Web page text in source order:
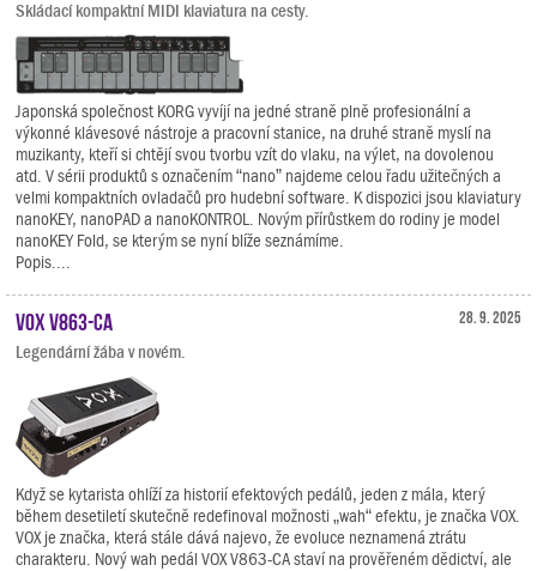
Skládací kompaktní MIDI klaviatura na cesty.
Japonská společnost KORG vyvíjí na jedné straně plně profesionální a
výkonné klávesové nástroje a pracovní stanice, na druhé straně myslí na
muzikanty, kteří si chtějí svou tvorbu vzít do vlaku, na výlet, na dovolenou
atd. V sérii produktů s označením “nano” najdeme celou řadu užitečných a
velmi kompaktních ovladačů pro hudební software. K dispozici jsou klaviatury
nanoKEY, nanoPAD a nanoKONTROL. Novým přírůstkem do rodiny je model
nanoKEY Fold, se kterým se nyní blíže seznámíme.
Popis....
28. 9. 2025
VOX V863-CA
Legendární žába v novém.
Když se kytarista ohlíží za historií efektových pedálů, jeden z mála, který
během desetiletí skutečně redefinoval možnosti „wah“ efektu, je značka VOX.
VOX je značka, která stále dává najevo, že evoluce neznamená ztrátu
charakteru. Nový wah pedál VOX V863-CA staví na prověřeném dědictví, ale